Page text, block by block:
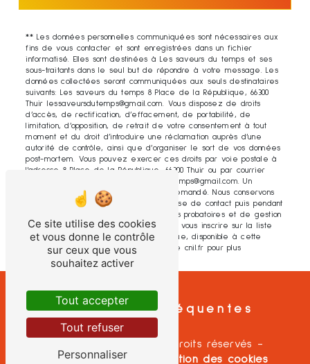
** Les données personnelles communiquées sont nécessaires aux
fins de vous contacter et sont enregistrées dans un fichier
informatisé. Elles sont destinées à Les saveurs du temps et ses
sous-traitants dans le seul but de répondre à votre message. Les
données collectées seront communiquées aux seuls destinataires
suivants: Les saveurs du temps 8 Place de la République, 66300
Thuir lessaveursdutemps@gmail.com. Vous disposez de droits
d’accès, de rectification, d’effacement, de portabilité, de
limitation, d’opposition, de retrait de votre consentement à tout
moment et du droit d’introduire une réclamation auprès d’une
autorité de contrôle, ainsi que d’organiser le sort de vos données
post-mortem. Vous pouvez exercer ces droits par voie postale à
l'adresse 8 Place de la République, 66300 Thuir ou par courrier
électronique à l'adresse lessaveursdutemps@gmail.com. Un
justificatif d'identité pourra vous être demandé. Nous conservons
vos données pendant la période de prise de contact puis pendant
la durée de prescription légale aux fins probatoires et de gestion
des contentieux. Vous avez le droit de vous inscrire sur la liste
d'opposition au démarchage téléphonique, disponible à cette
adresse:Bloctel.gouv.fr . Consultez le site cnil.fr pour plus
d’informations sur vos droits.
Recherches fréquentes
- 2026 - Tous droits réservés -
Mentions légales
Gestion des cookies
Ce site utilise des cookies
et vous donne le contrôle
sur ceux que vous
souhaitez activer
Tout accepter
Tout refuser
Personnaliser